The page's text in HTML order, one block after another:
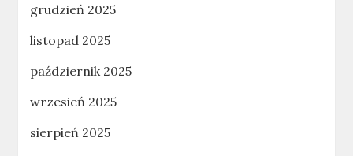
grudzień 2025
listopad 2025
październik 2025
wrzesień 2025
sierpień 2025